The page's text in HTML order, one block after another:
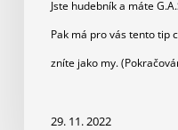
Jste hudebník a máte
Pak má pro vás tento tip
zníte jako my.
29. 11. 2022